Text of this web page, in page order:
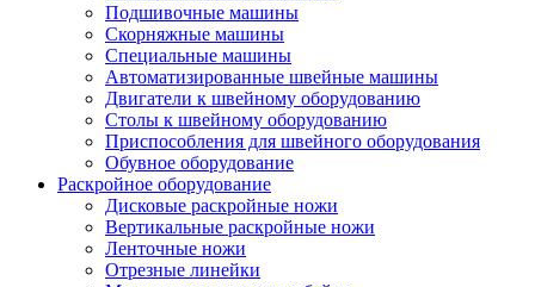
Подшивочные машины
Скорняжные машины
Специальные машины
Автоматизированные швейные машины
Двигатели к швейному оборудованию
Столы к швейному оборудованию
Приспособления для швейного оборудования
Обувное оборудование
Раскройное оборудование
Дисковые раскройные ножи
Вертикальные раскройные ножи
Ленточные ножи
Отрезные линейки